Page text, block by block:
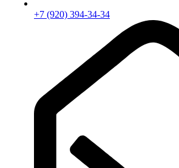
+7 (920) 394-34-34